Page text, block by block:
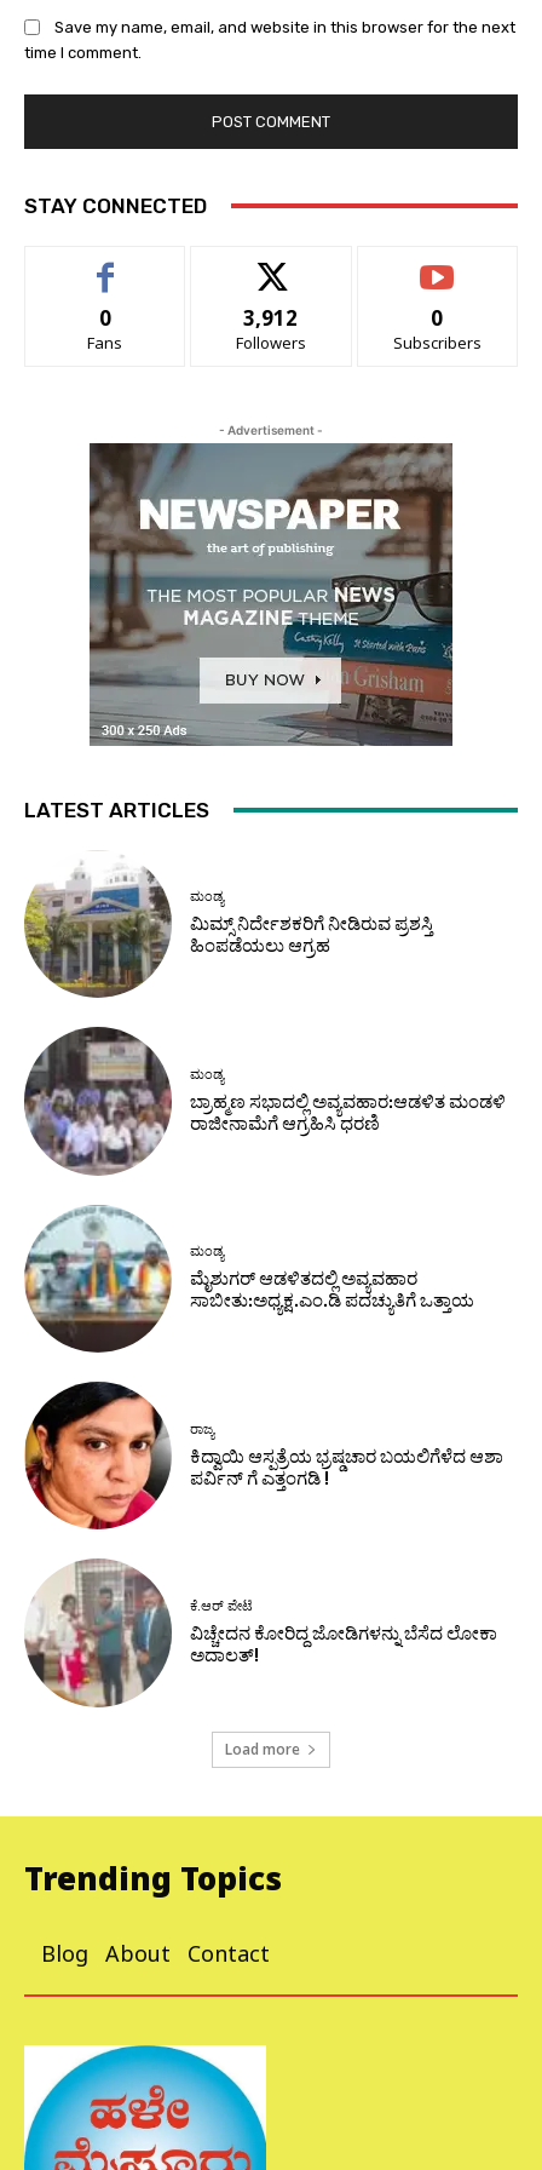
Save my name, email, and website in this browser for the next
time I comment.
STAY CONNECTED
0
Fans
3,912
Followers
0
Subscribers
- Advertisement -
LATEST ARTICLES
ಮಂಡ್ಯ
ಮಿಮ್ಸ್ ನಿರ್ದೇಶಕರಿಗೆ ನೀಡಿರುವ ಪ್ರಶಸ್ತಿ
ಹಿಂಪಡೆಯಲು ಆಗ್ರಹ
ಮಂಡ್ಯ
ಬ್ರಾಹ್ಮಣ ಸಭಾದಲ್ಲಿ ಅವ್ಯವಹಾರ:ಆಡಳಿತ ಮಂಡಳಿ
ರಾಜೀನಾಮೆಗೆ ಆಗ್ರಹಿಸಿ ಧರಣಿ
ಮಂಡ್ಯ
ಮೈಶುಗರ್ ಆಡಳಿತದಲ್ಲಿ ಅವ್ಯವಹಾರ
ಸಾಬೀತು:ಅಧ್ಯಕ್ಷ.ಎಂ.ಡಿ ಪದಚ್ಯುತಿಗೆ ಒತ್ತಾಯ
ರಾಜ್ಯ
ಕಿದ್ವಾಯಿ ಆಸ್ಪತ್ರೆಯ ಭ್ರಷ್ಡಚಾರ ಬಯಲಿಗೆಳೆದ ಆಶಾ
ಪರ್ವಿನ್ ಗೆ ಎತ್ತಂಗಡಿ !
ಕೆ.ಆರ್ ಪೇಟೆ
ವಿಚ್ಚೇದನ ಕೋರಿದ್ದ ಜೋಡಿಗಳನ್ನು ಬೆಸೆದ ಲೋಕಾ
ಅದಾಲತ್!
Load more
Trending Topics
Blog About Contact